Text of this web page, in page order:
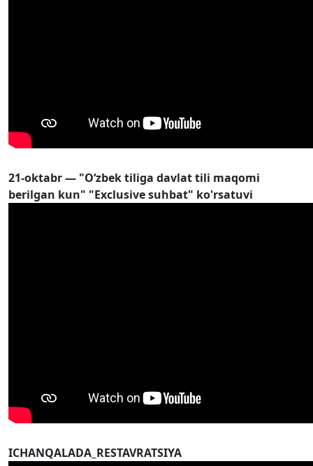
21-oktabr — "O‘zbek tiliga davlat tili maqomi
berilgan kun" "Exclusive suhbat" ko'rsatuvi
ICHANQALADA_RESTAVRATSIYA